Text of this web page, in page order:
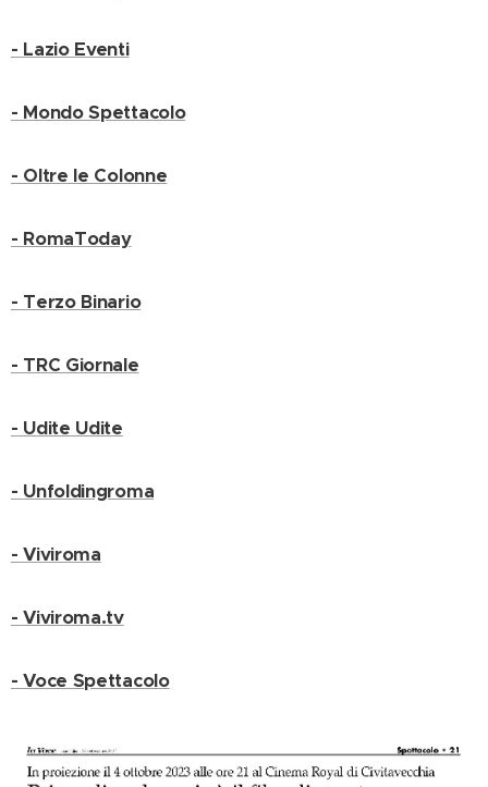
- Lazio Eventi
- Mondo Spettacolo
- Oltre le Colonne
- RomaToday
- Terzo Binario
- TRC Giornale
- Udite Udite
- Unfoldingroma
- Viviroma
- Viviroma.tv
- Voce Spettacolo